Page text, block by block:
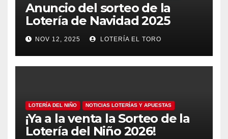
Anuncio del sorteo de la
Lotería de Navidad 2025
NOV 12, 2025 LOTERÍA EL TORO
LOTERÍA DEL NIÑO NOTICIAS LOTERÍAS Y APUESTAS
¡Ya a la venta la Sorteo de la
Lotería del Niño 2026!